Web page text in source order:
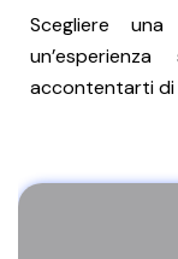
Scegliere
accontentarti di